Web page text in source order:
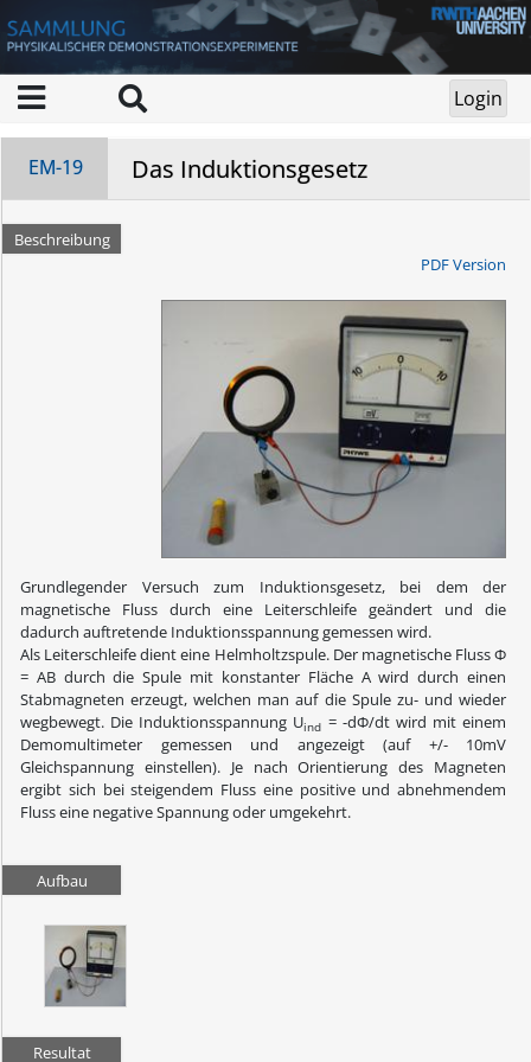
EM-19 Das Induktionsgesetz
Beschreibung
PDF Version
Grundlegender Versuch zum Induktionsgesetz, bei dem der
magnetische Fluss durch eine Leiterschleife geändert und die
dadurch auftretende Induktionsspannung gemessen wird.
Als Leiterschleife dient eine Helmholtzspule. Der magnetische Fluss Φ
= AB durch die Spule mit konstanter Fläche A wird durch einen
Stabmagneten erzeugt, welchen man auf die Spule zu- und wieder
wegbewegt. Die Induktionsspannung Uind = -dΦ/dt wird mit einem
Demomultimeter gemessen und angezeigt (auf +/- 10mV
Gleichspannung einstellen). Je nach Orientierung des Magneten
ergibt sich bei steigendem Fluss eine positive und abnehmendem
Fluss eine negative Spannung oder umgekehrt.
Aufbau
Resultat